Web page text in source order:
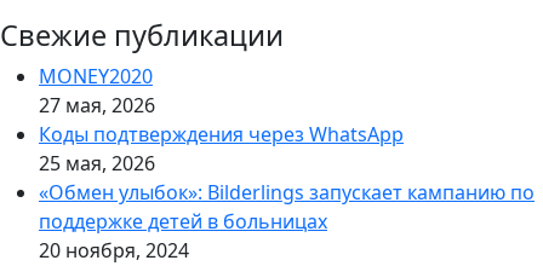
Свежие публикации
MONEY2020
27 мая, 2026
Коды подтверждения через WhatsApp
25 мая, 2026
«Обмен улыбок»: Bilderlings запускает кампанию по
поддержке детей в больницах
20 ноября, 2024